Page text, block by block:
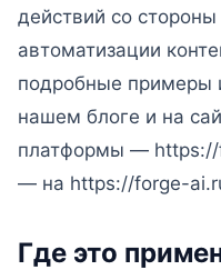
действий со
автоматизации
подробные примеры
нашем блоге и на
платформы —
— на https://forge-
Где это